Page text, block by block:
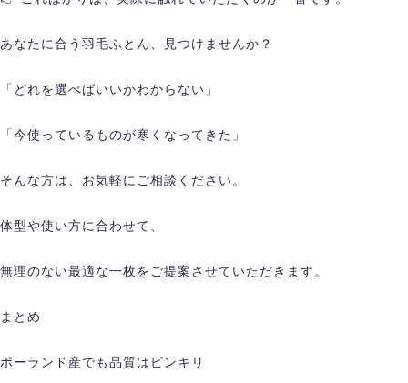
あなたに合う羽毛ふとん、見つけませんか？
「どれを選べばいいかわからない」
「今使っているものが寒くなってきた」
そんな方は、お気軽にご相談ください。
体型や使い方に合わせて、
無理のない最適な一枚をご提案させていただきます。
まとめ
ポーランド産でも品質はピンキリ